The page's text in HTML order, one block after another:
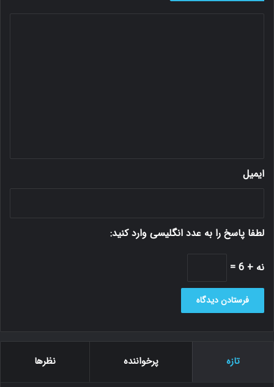
ایمیل
لطفا پاسخ را به عدد انگلیسی وارد کنید:
نه + 6 =
تازه پرخواننده نظرها